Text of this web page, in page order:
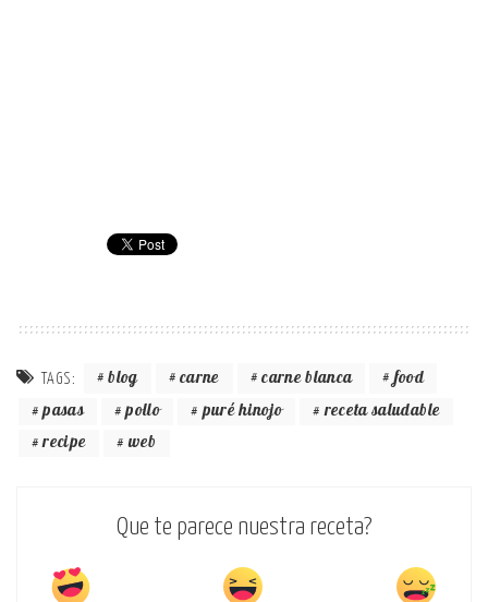
TAGS: blog carne carne blanca
food
pasas
pollo puré hinojo
receta saludable
recipe
web
Que te parece nuestra receta?